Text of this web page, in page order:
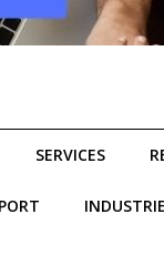
SERVICES
INDUSTRIE